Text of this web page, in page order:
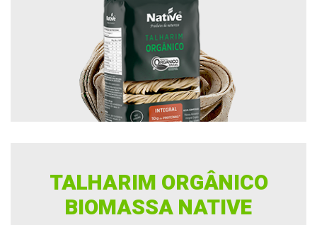
TALHARIM ORGÂNICO
BIOMASSA NATIVE